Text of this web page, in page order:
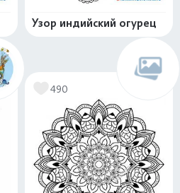
Узор индийский огурец
490